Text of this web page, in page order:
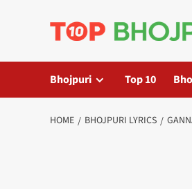
Bhojpuri Top 10
HOME BHOJPURI LYRICS